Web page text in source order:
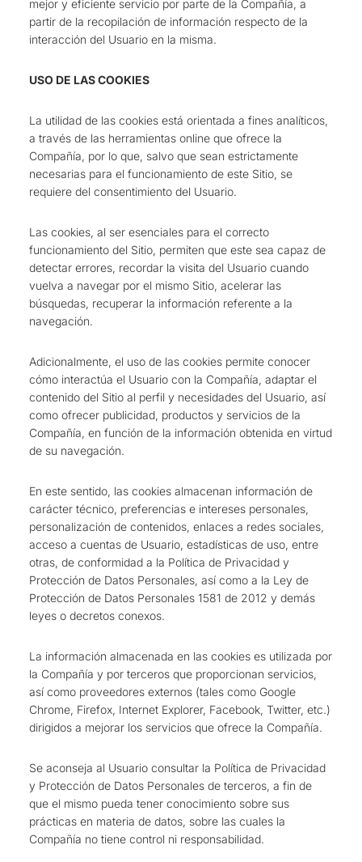
mejor y eficiente servicio por parte de la Compañía, a
partir de la recopilación de información respecto de la
interacción del Usuario en la misma.
USO DE LAS COOKIES
La utilidad de las cookies está orientada a fines analíticos,
a través de las herramientas online que ofrece la
Compañía, por lo que, salvo que sean estrictamente
necesarias para el funcionamiento de este Sitio, se
requiere del consentimiento del Usuario.
Las cookies, al ser esenciales para el correcto
funcionamiento del Sitio, permiten que este sea capaz de
detectar errores, recordar la visita del Usuario cuando
vuelva a navegar por el mismo Sitio, acelerar las
búsquedas, recuperar la información referente a la
navegación.
Adicionalmente, el uso de las cookies permite conocer
cómo interactúa el Usuario con la Compañía, adaptar el
contenido del Sitio al perfil y necesidades del Usuario, así
como ofrecer publicidad, productos y servicios de la
Compañía, en función de la información obtenida en virtud
de su navegación.
En este sentido, las cookies almacenan información de
carácter técnico, preferencias e intereses personales,
personalización de contenidos, enlaces a redes sociales,
acceso a cuentas de Usuario, estadísticas de uso, entre
otras, de conformidad a la Política de Privacidad y
Protección de Datos Personales, así como a la Ley de
Protección de Datos Personales 1581 de 2012 y demás
leyes o decretos conexos.
La información almacenada en las cookies es utilizada por
la Compañía y por terceros que proporcionan servicios,
así como proveedores externos (tales como Google
Chrome, Firefox, Internet Explorer, Facebook, Twitter, etc.)
dirigidos a mejorar los servicios que ofrece la Compañía.
Se aconseja al Usuario consultar la Política de Privacidad
y Protección de Datos Personales de terceros, a fin de
que el mismo pueda tener conocimiento sobre sus
prácticas en materia de datos, sobre las cuales la
Compañía no tiene control ni responsabilidad.